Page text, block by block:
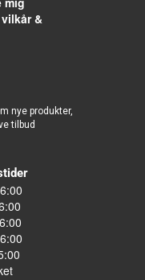
&
nye produkter,
tilbud